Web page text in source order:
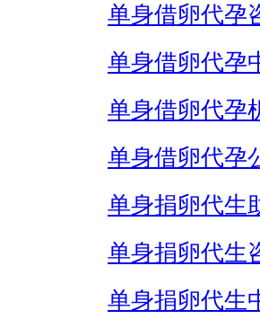
单身借卵代孕
单身借卵代孕
单身借卵代孕
单身借卵代孕
单身捐卵代生
单身捐卵代生
单身捐卵代生